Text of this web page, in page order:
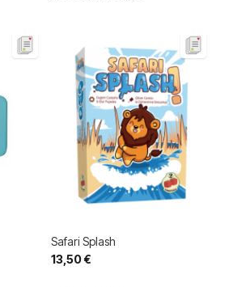
Safari Splash
13,50 €